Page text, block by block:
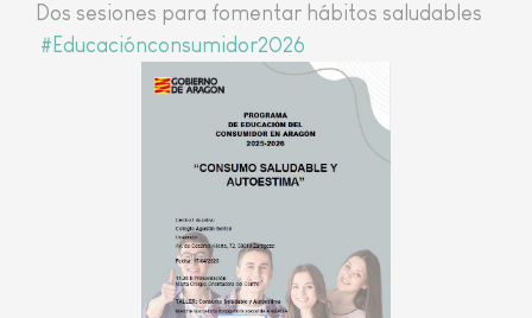
Dos sesiones para fomentar hábitos saludables
#Educaciónconsumidor2026